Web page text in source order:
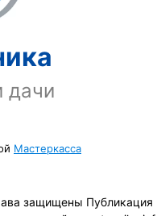
дачи
Мастеркасса
защищены Публикация